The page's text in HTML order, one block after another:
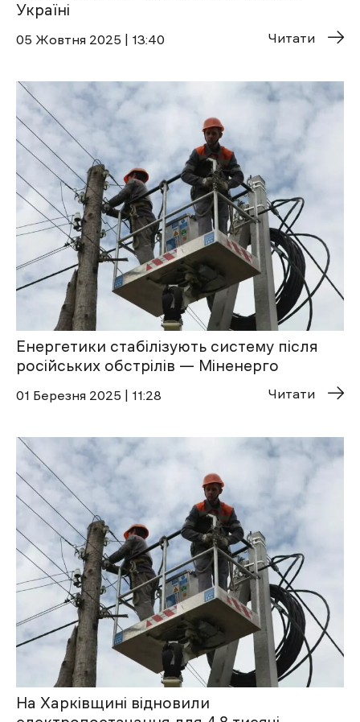
Україні
05 Жовтня 2025 | 13:40 Читати
Енергетики стабілізують систему після
російських обстрілів — Міненерго
01 Березня 2025 | 11:28 Читати
На Харківщині відновили